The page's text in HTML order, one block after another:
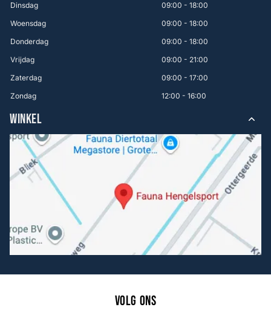
Dinsdag
09:00 - 18:00
Woensdag
09:00 - 18:00
Donderdag
09:00 - 18:00
Vrijdag
09:00 - 21:00
Zaterdag
09:00 - 17:00
Zondag
12:00 - 16:00
WINKEL
Volg ons